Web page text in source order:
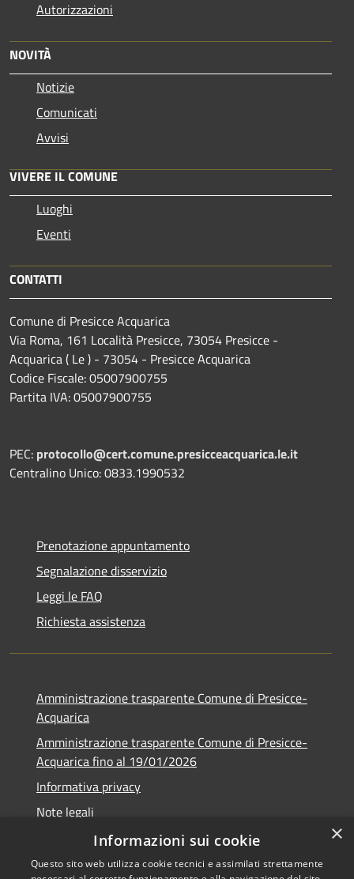
Autorizzazioni
NOVITÀ
Notizie
Comunicati
Avvisi
VIVERE IL COMUNE
Luoghi
Eventi
CONTATTI
Comune di Presicce Acquarica
Via Roma, 161 Località Presicce, 73054 Presicce -
Acquarica ( Le ) - 73054 - Presicce Acquarica
Codice Fiscale: 05007900755
Partita IVA: 05007900755
PEC: protocollo@cert.comune.presicceacquarica.le.it
Centralino Unico: 0833.1990532
Prenotazione appuntamento
Segnalazione disservizio
Leggi le FAQ
Richiesta assistenza
Amministrazione trasparente Comune di Presicce-
Acquarica
Amministrazione trasparente Comune di Presicce-
Acquarica fino al 19/01/2026
Informativa privacy
Note legali
Dichiarazione di accessibilità
×
Informazioni sui cookie
Questo sito web utilizza cookie tecnici e assimilati strettamente